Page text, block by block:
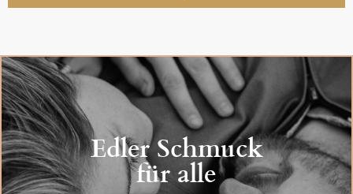
Edler Schmuck
für alle